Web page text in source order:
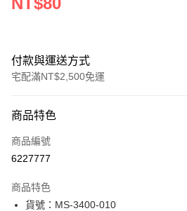
付款與運送方式
宅配滿NT$2,500免運
信用卡一次付款
Apple Pay
悠遊付
商品特色
商品編號
6227777
商品特色
貨號：MS-3400-010